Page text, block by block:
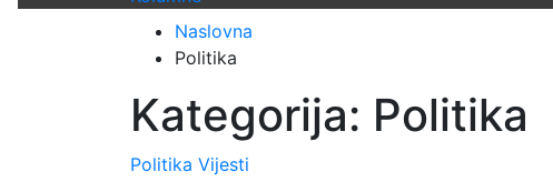
Naslovna
Politika
Kategorija: Politika
Politika Vijesti